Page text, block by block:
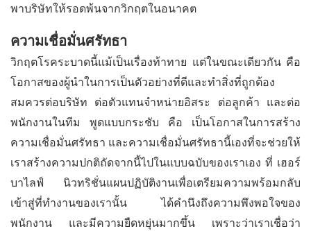
พาบริษัทให้รอดพ้นจากวิกฤตในอนาคต
ความเชื่อมั่นศรัทธา
วิกฤตโรคระบาดนี้แม้เป็นเรื่องท้าทาย แต่ในขณะเดียวกัน คือ
โอกาสของผู้นำในการเป็นตัวอย่างที่ดีและทำสิ่งที่ถูกต้อง
สมควรต่อบริษัท ต่อตัวแทนจำหน่ายอิสระ ต่อลูกค้า และต่อ
พนักงานในทีม พูดแบบกระชับ คือ เป็นโอกาสในการสร้าง
ความเชื่อมั่นศรัทธา และความเชื่อมั่นศรัทธานี้เองที่จะช่วยให้
เราสร้างความปกติถัดจากนี้ไปในแบบฉบับของเราเอง ที่ เฮอร์
บาไลฟ์ นิวทริชั่นแผนปฏิบัติงานเพื่อเตรียมความพร้อมกลับ
เข้าสู่ที่ทำงานของเรานั้น ได้คำนึงถึงความพึงพอใจของ
พนักงาน และมีความยืดหยุ่นมากขึ้น เพราะว่าเราเชื่อว่า